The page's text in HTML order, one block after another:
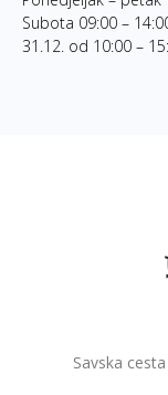
Subota 09:00 –
31.12. od 10:00 –
Savska